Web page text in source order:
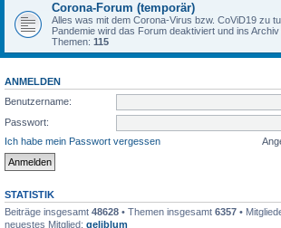
Corona-Forum (temporär)
Alles was mit dem Corona-Virus bzw. CoViD19 zu
Pandemie wird das Forum deaktiviert und ins Archiv
Themen: 115
ANMELDEN
Benutzername:
Passwort:
Ich habe mein Passwort vergessen
STATISTIK
Beiträge insgesamt 48628 • Themen insgesamt 6357 •
neuestes Mitglied: geliblum